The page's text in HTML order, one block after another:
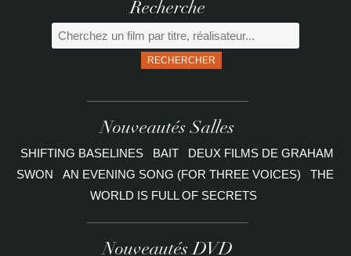
Recherche
RECHERCHER
Nouveautés Salles
SHIFTING BASELINES BAIT
DEUX FILMS DE GRAHAM
SWON
AN EVENING SONG (FOR THREE VOICES)
THE
WORLD IS FULL OF SECRETS
Nouveautés DVD